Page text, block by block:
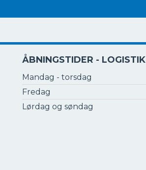
ÅBNINGSTIDER - LOGISTIK
Mandag - torsdag
Fredag
Lørdag og søndag